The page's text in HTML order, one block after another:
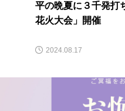
平の晩夏に３千発打
花火大会」開催
2024.08.17